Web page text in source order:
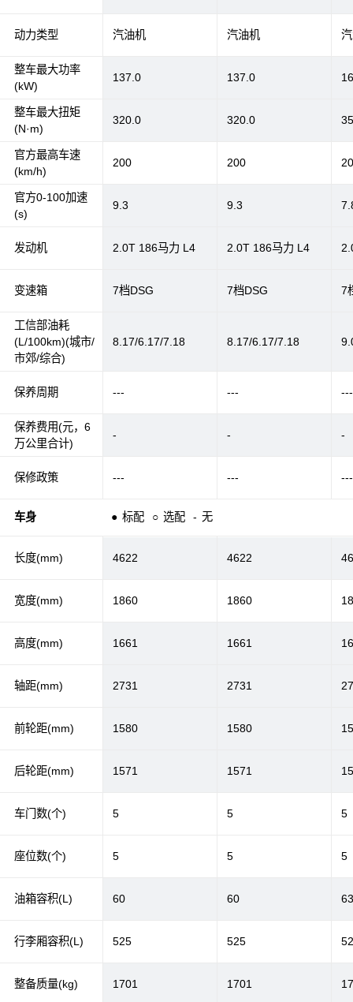
动力类型
整车最大功率
(kW)
整车最大扭矩
(N·m)
官方最高车速
(km/h)
官方0-100加速
(s)
发动机
变速箱
工信部油耗
(L/100km)(城市/
市郊/综合)
保养周期
保养费用(元，6
万公里合计)
保修政策
车身 ● 标配 ○ 选配 - 无
长度(mm)
宽度(mm)
高度(mm)
轴距(mm)
前轮距(mm)
后轮距(mm)
车门数(个)
座位数(个)
油箱容积(L)
行李厢容积(L)
整备质量(kg)
汽油机 汽油机
137.0 137.0
320.0 320.0
200 200
9.3 9.3
2.0T 186马力 L4 2.0T 186马力 L4
7档DSG 7档DSG 7
8.17/6.17/7.18 8.17/6.17/7.18
--- --- ---
- - -
--- --- ---
4622 4622
1860 1860
1661 1661
2731 2731
1580 1580
1571 1571
5 5 5
5 5 5
60 60
525 525
1701 1701